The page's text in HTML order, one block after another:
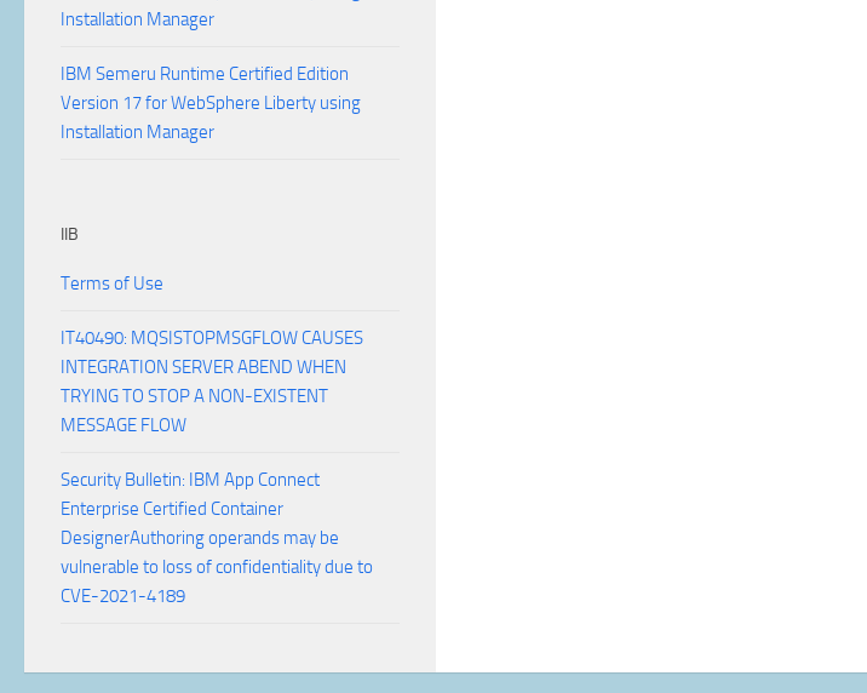
Installation Manager
IBM Semeru Runtime Certified Edition
Version 17 for WebSphere Liberty using
Installation Manager
IIB
Terms of Use
IT40490: MQSISTOPMSGFLOW CAUSES
INTEGRATION SERVER ABEND WHEN
TRYING TO STOP A NON-EXISTENT
MESSAGE FLOW
Security Bulletin: IBM App Connect
Enterprise Certified Container
DesignerAuthoring operands may be
vulnerable to loss of confidentiality due to
CVE-2021-4189